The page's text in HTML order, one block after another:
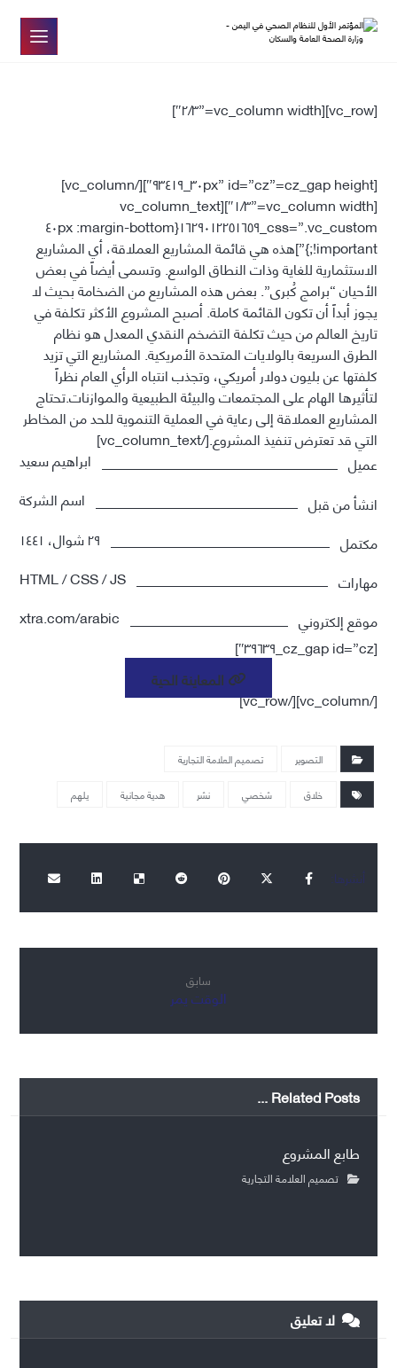
[vc_row][vc_column width=”٢/٣″]
[cz_gap height=”٣٠px” id=”cz_٩٣٤١٩″][/vc_column]
[vc_column width=”١/٣″][vc_column_text
css=”.vc_custom_١٦٢٩٠١٢٢٥١٦٥٩{margin-bottom: ٤٠px
!important;}”]هذه هي قائمة المشاريع العملاقة، أي المشاريع
الاستثمارية للغاية وذات النطاق الواسع. وتسمى أيضاً في بعض
الأحيان “برامج كُبرى”. بعض هذه المشاريع من الضخامة بحيث لا
يجوز أبداً أن تكون القائمة كاملة. أصبح المشروع الأكثر تكلفة في
تاريخ العالم من حيث تكلفة التضخم النقدي المعدل هو نظام
الطرق السريعة بالولايات المتحدة الأمريكية. المشاريع التي تزيد
كلفتها عن بليون دولار أمريكي، وتجذب انتباه الرأي العام نظراً
لتأثيرها الهام على المجتمعات والبيئة الطبيعية والموازنات.تحتاج
المشاريع العملاقة إلى رعاية في العملية التنموية للحد من المخاطر
التي قد تعترض تنفيذ المشروع.[/vc_column_text]
عميل
ابراهيم سعيد
انشأ من قبل
اسم الشركة
مكتمل
٢٩ شوال، ١٤٤١
مهارات
HTML / CSS / JS
موقع إلكتروني
xtra.com/arabic
[cz_gap id=”cz_٣٩٦٣٩″]
المعاينة الحية
[/vc_column][/vc_row]
التصوير
تصميم العلامة التجارية
خلاق
شخصي نشر هدية مجانية يلهم
سابق
الوقت يمر
Related Posts ...
طابع المشروع
تصميم العلامة التجارية
لا تعليق